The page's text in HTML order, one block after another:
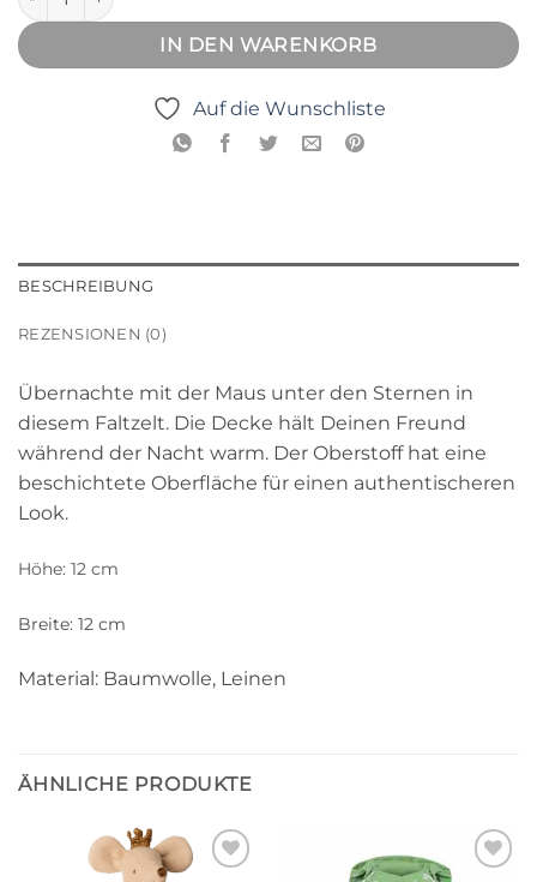
IN DEN WARENKORB
Auf die Wunschliste
BESCHREIBUNG
REZENSIONEN (0)
Übernachte mit der Maus unter den Sternen in
diesem Faltzelt. Die Decke hält Deinen Freund
während der Nacht warm. Der Oberstoff hat eine
beschichtete Oberfläche für einen authentischeren
Look.
Höhe: 12 cm
Breite: 12 cm
Material: Baumwolle, Leinen
ÄHNLICHE PRODUKTE